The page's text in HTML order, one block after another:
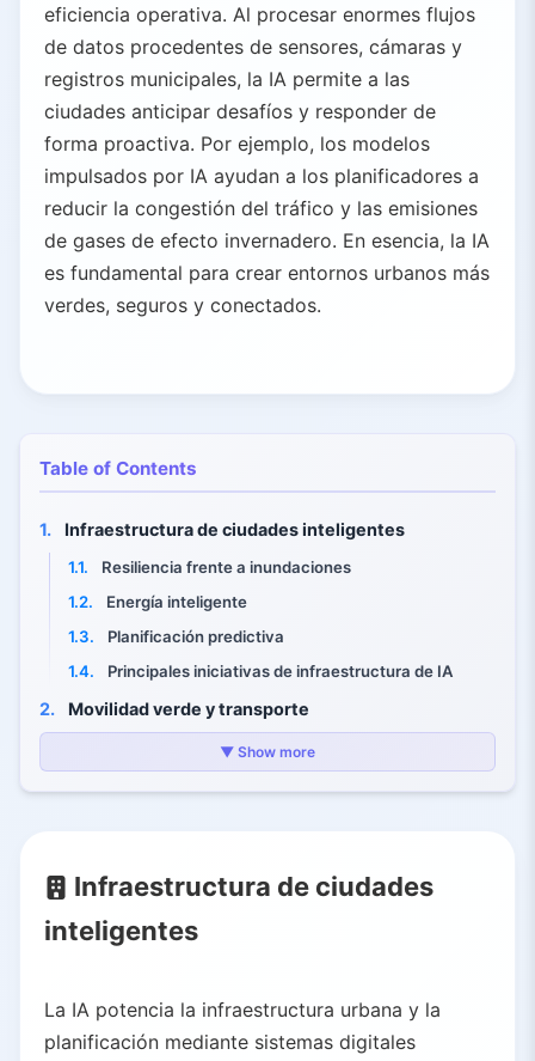
eficiencia operativa. Al procesar enormes flujos
de datos procedentes de sensores, cámaras y
registros municipales, la IA permite a las
ciudades anticipar desafíos y responder de
forma proactiva. Por ejemplo, los modelos
impulsados por IA ayudan a los planificadores a
reducir la congestión del tráfico y las emisiones
de gases de efecto invernadero. En esencia, la IA
es fundamental para crear entornos urbanos más
verdes, seguros y conectados.
Table of Contents
1. Infraestructura de ciudades inteligentes
1.1.
Resiliencia frente a inundaciones
1.2.
Energía inteligente
1.3.
Planificación predictiva
1.4.
Principales iniciativas de infraestructura de IA
2. Movilidad verde y transporte
Tráfico inteligente y sistemas autónomos
3.2.
Camino a seguir
4. Conclusión
▼ Show more
Infraestructura de ciudades
inteligentes
La IA potencia la infraestructura urbana y la
planificación mediante sistemas digitales